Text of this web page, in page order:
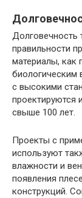
Долговечность
правильности
материалы, как
биологическим
с высокими
проектируются
свыше 100 лет.
Проекты с
используют
влажности и
появления
конструкций.